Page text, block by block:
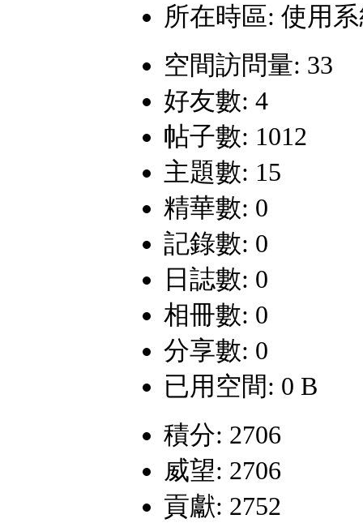
所在時區: 使用
空間訪問量: 33
好友數: 4
帖子數: 1012
主題數: 15
精華數: 0
記錄數: 0
日誌數: 0
相冊數: 0
分享數: 0
已用空間: 0 B
積分: 2706
威望: 2706
貢獻: 2752